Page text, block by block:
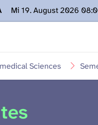
Mi 19. August 2026
stehen. Kontakt:
Sciences